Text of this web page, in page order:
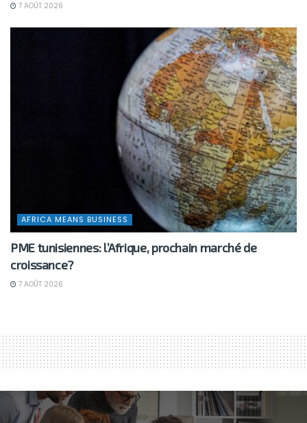
7 AOÛT 2026
AFRICA MEANS BUSINESS
PME tunisiennes: l’Afrique, prochain marché de
croissance?
7 AOÛT 2026